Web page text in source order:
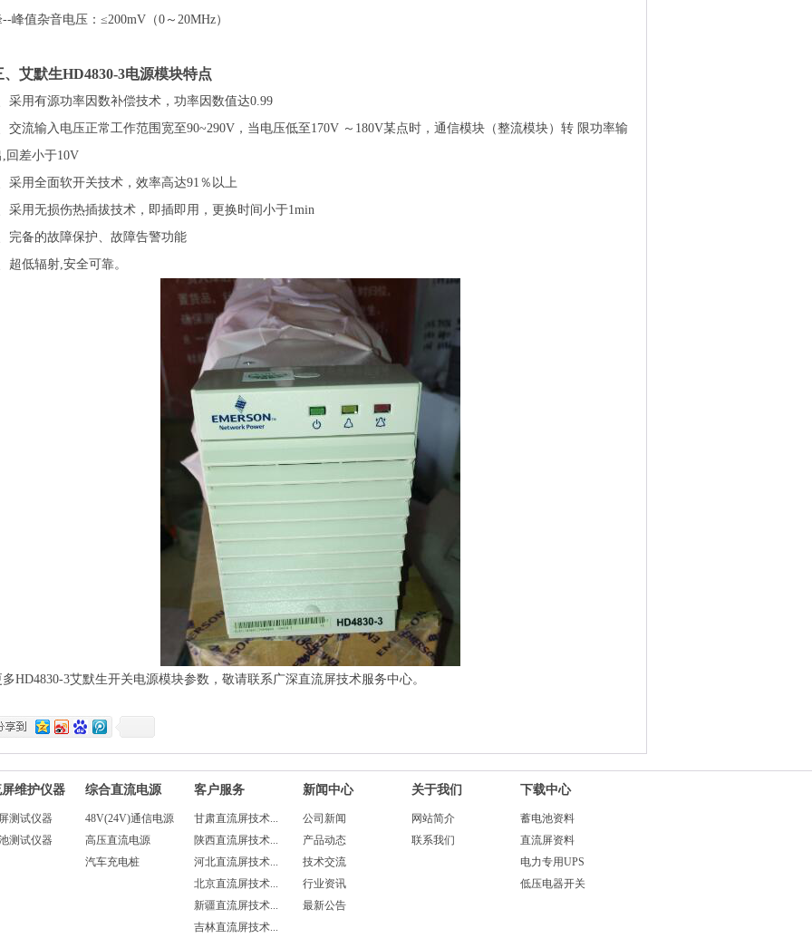
--峰值杂音电压：≤200mV（0～20MHz）
、艾默生HD4830-3电源模块特点
采用有源功率因数补偿技术，功率因数值达0.99
交流输入电压正常工作范围宽至90~290V，当电压低至170V ～180V某点时，通信模块（整流模块）转 限功率输
,回差小于10V
采用全面软开关技术，效率高达91％以上
采用无损伤热插拔技术，即插即用，更换时间小于1min
完备的故障保护、故障告警功能
超低辐射,安全可靠。
多HD4830-3艾默生开关电源模块参数，敬请联系广深直流屏技术服务中心。
维护仪器
测试仪器
测试仪器
综合直流电源
48V(24V)通信电源
高压直流电源
汽车充电桩
客户服务
甘肃直流屏技术...
陕西直流屏技术...
河北直流屏技术...
北京直流屏技术...
新疆直流屏技术...
吉林直流屏技术...
新闻中心
公司新闻
产品动态
技术交流
行业资讯
最新公告
关于我们
网站简介
联系我们
下载中心
蓄电池资料
直流屏资料
电力专用UPS
低压电器开关